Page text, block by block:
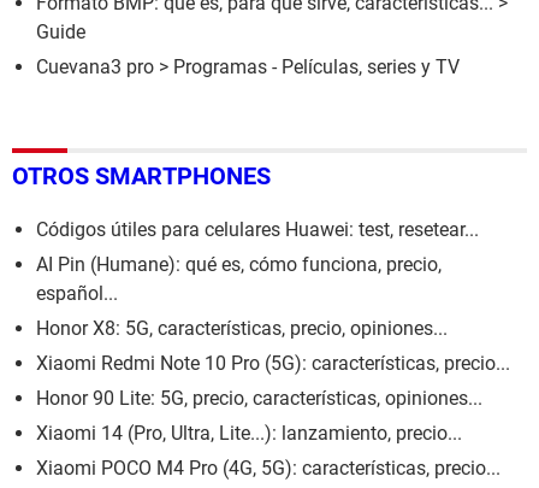
Guide
Cuevana3 pro > Programas - Películas, series y TV
OTROS SMARTPHONES
Códigos útiles para celulares Huawei: test, resetear...
AI Pin (Humane): qué es, cómo funciona, precio,
español...
Honor X8: 5G, características, precio, opiniones...
Xiaomi Redmi Note 10 Pro (5G): características, precio...
Honor 90 Lite: 5G, precio, características, opiniones...
Xiaomi 14 (Pro, Ultra, Lite...): lanzamiento, precio...
Xiaomi POCO M4 Pro (4G, 5G): características, precio...